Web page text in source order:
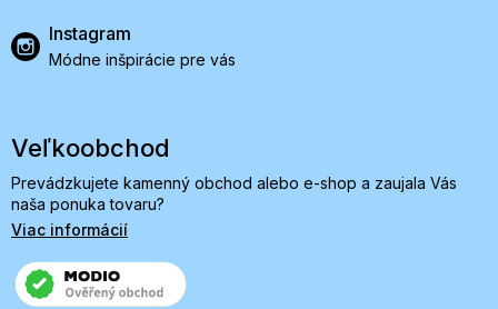
Instagram
Módne inšpirácie pre vás
Veľkoobchod
Prevádzkujete kamenný obchod alebo e-shop a zaujala Vás
naša ponuka tovaru?
Viac informácií